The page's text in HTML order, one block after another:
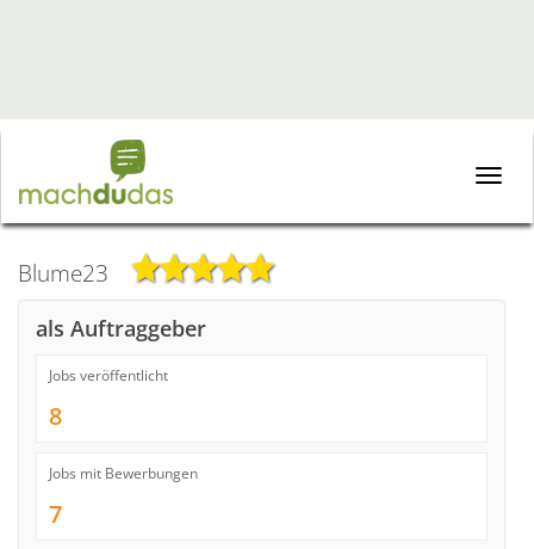
Toggle
Blume23
als Auftraggeber
Jobs veröffentlicht
8
Jobs mit Bewerbungen
7